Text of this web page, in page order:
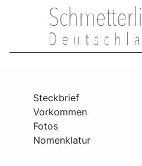
Steckbrief
Vorkommen
Fotos
Nomenklatur